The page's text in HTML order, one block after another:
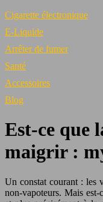
Cigarette électronique
E-Liquide
Arrêter de fumer
Santé
Accessoires
Blog
Est-ce que
maigrir :
Un constat courant : les
non-vapoteurs. Mais est-